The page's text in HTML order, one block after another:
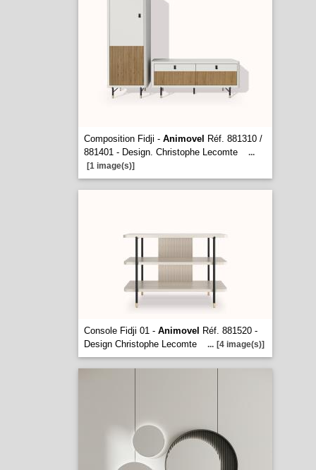
Composition Fidji - Animovel
Réf. 881310 /
881401 - Design. Christophe Lecomte
...
[1 image(s)]
Console Fidji 01 - Animovel
Réf. 881520 -
Design Christophe Lecomte
... [4 image(s)]